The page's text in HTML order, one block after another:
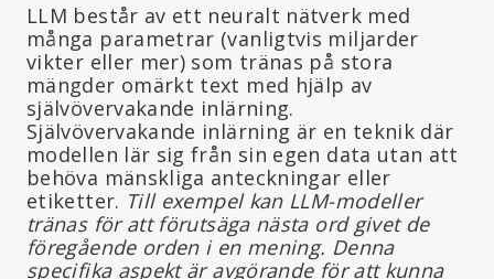
LLM består av ett neuralt nätverk med
många parametrar (vanligtvis miljarder
vikter eller mer) som tränas på stora
mängder omärkt text med hjälp av
självövervakande inlärning.
Självövervakande inlärning är en teknik där
modellen lär sig från sin egen data utan att
behöva mänskliga anteckningar eller
etiketter. Till exempel kan LLM-modeller
tränas för att förutsäga nästa ord givet de
föregående orden i en mening. Denna
specifika aspekt är avgörande för att kunna